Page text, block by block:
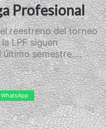
Profesional
reestreno del torneo
LPF siguen
semestre....